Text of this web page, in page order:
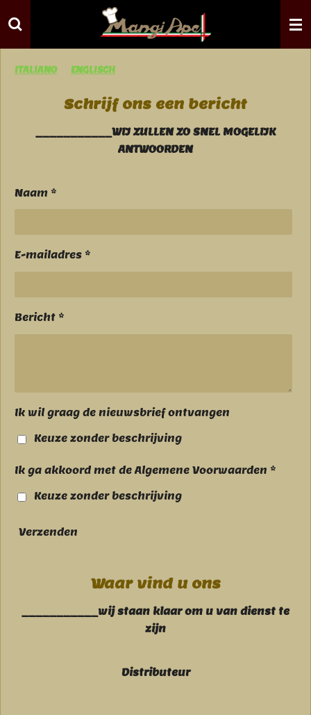
direct
naar
deITALIANO ENGLISCH
Schrijf ons een bericht
___________WIJ ZULLEN ZO SNEL MOGELIJK
ANTWOORDEN
Naam *
E-mailadres *
Bericht *
Ik wil graag de nieuwsbrief ontvangen
Keuze zonder beschrijving
Ik ga akkoord met de Algemene Voorwaarden *
Keuze zonder beschrijving
Verzenden
Waar vind u ons
___________wij staan klaar om u van dienst te
zijn
Distributeur